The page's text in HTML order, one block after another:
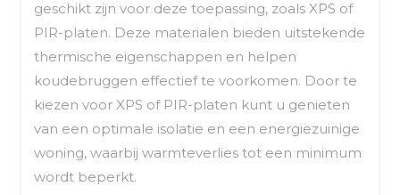
geschikt zijn voor deze toepassing, zoals XPS of
PIR-platen. Deze materialen bieden uitstekende
thermische eigenschappen en helpen
koudebruggen effectief te voorkomen. Door te
kiezen voor XPS of PIR-platen kunt u genieten
van een optimale isolatie en een energiezuinige
woning, waarbij warmteverlies tot een minimum
wordt beperkt.